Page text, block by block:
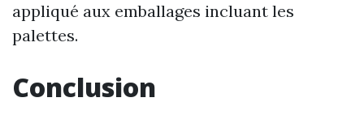
appliqué aux emballages incluant les
palettes.
Conclusion